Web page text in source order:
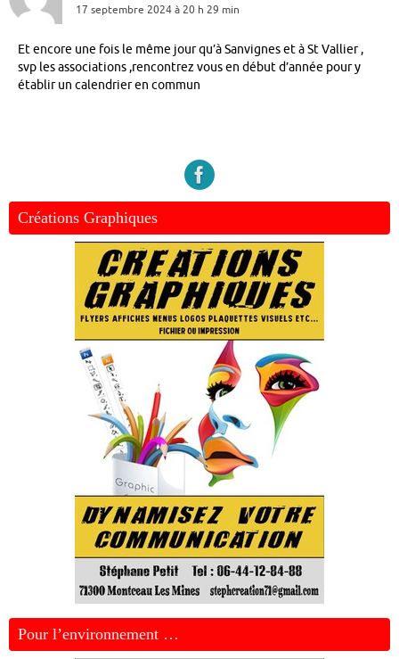
17 septembre 2024 à 20 h 29 min
Et encore une fois le même jour qu’à Sanvignes et à St Vallier ,
svp les associations ,rencontrez vous en début d’année pour y
établir un calendrier en commun
Créations Graphiques
Pour l’environnement …